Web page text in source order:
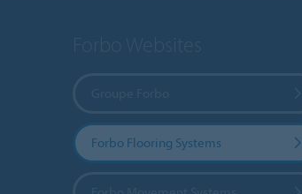
Forbo Flooring Systems